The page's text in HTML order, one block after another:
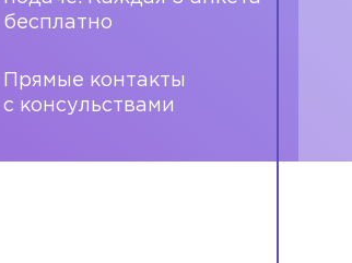
бесплатно
Прямые контакты
с консульствами